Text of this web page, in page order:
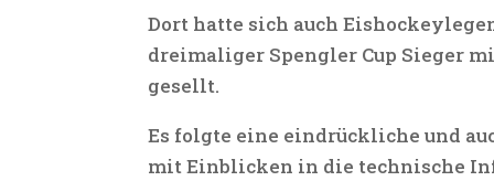
Dort hatte sich auch
dreimaliger Spengler Cup Sieger
gesellt.
Es folgte eine eindrückliche und
mit Einblicken in die technische